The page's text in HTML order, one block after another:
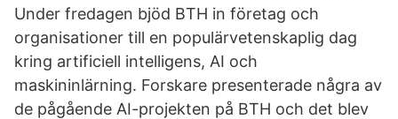
Under fredagen bjöd BTH in företag och
organisationer till en populärvetenskaplig dag
kring artificiell intelligens, AI och
maskininlärning. Forskare presenterade några av
de pågående AI-projekten på BTH och det blev